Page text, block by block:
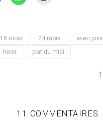
18 mois 24 mois
avec
hiver plat du midi
11 COMMENTAIRES